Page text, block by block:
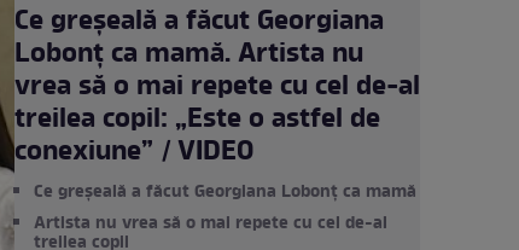
Ce greșeală a făcut Georgiana
Lobonț ca mamă. Artista nu
vrea să o mai repete cu cel de-al
treilea copil: „Este o astfel de
conexiune” / VIDEO
Ce greșeală a făcut Georgiana Lobonț ca mamă
Artista nu vrea să o mai repete cu cel de-al
treilea copil